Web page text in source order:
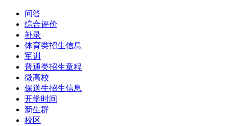
问答
综合评价
补录
体育类招生信息
军训
普通类招生章程
微高校
保送生招生信息
开学时间
新生群
校区